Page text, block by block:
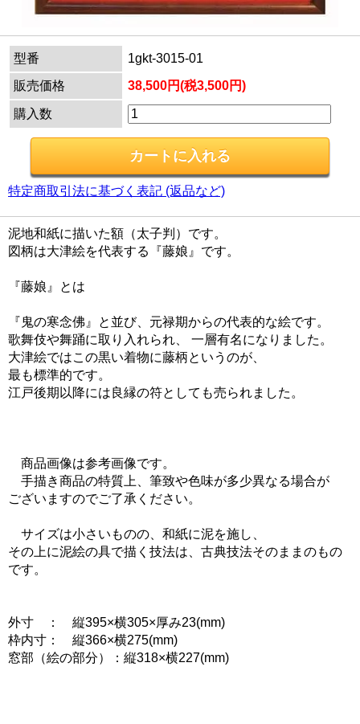
型番
1gkt-3015-01
販売価格
38,500円(税3,500円)
購入数
特定商取引法に基づく表記 (返品など)
泥地和紙に描いた額（太子判）です。
図柄は大津絵を代表する『藤娘』です。
『藤娘』とは
『鬼の寒念佛』と並び、元禄期からの代表的な絵です。
歌舞伎や舞踊に取り入れられ、 一層有名になりました。
大津絵ではこの黒い着物に藤柄というのが、
最も標準的です。
江戸後期以降には良縁の符としても売られました。
商品画像は参考画像です。
手描き商品の特質上、筆致や色味が多少異なる場合が
ございますのでご了承ください。
サイズは小さいものの、和紙に泥を施し、
その上に泥絵の具で描く技法は、古典技法そのままのもの
です。
外寸 ： 縦395×横305×厚み23(mm)
枠内寸： 縦366×横275(mm)
窓部（絵の部分）：縦318×横227(mm)